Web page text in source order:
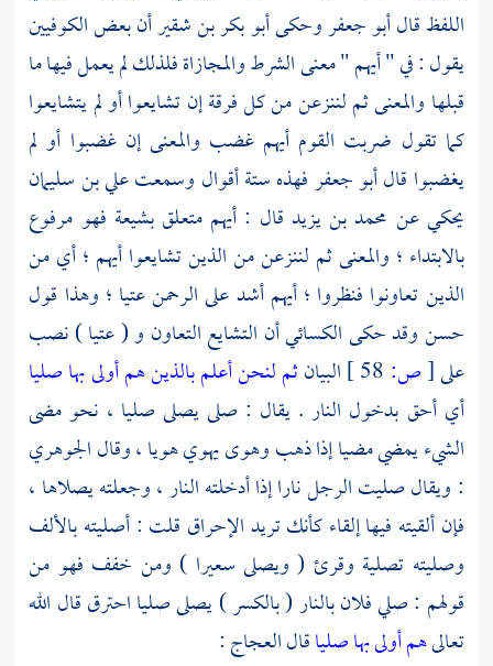
اللفظ قالأبو جعفروحكىأبو بكر بن شقيرأن بعضالكوفيين
يقول : في " أيهم " معنى الشرط والمجازاة فلذلك لم يعمل فيها ما
قبلها والمعنى ثم لننزعن من كل فرقة إن تشايعوا أو لم يتشايعوا
كما تقول ضربت القوم أيهم غضب والمعنى إن غضبوا أو لم
يغضبوا قالأبو جعفرفهذه ستة أقوال وسمعتعلي بن سليمان
يحكي عن محمد بن يزيد قال : أيهم متعلق بشيعة فهو مرفوع
بالابتداء ؛ والمعنى ثم لننزعن من الذين تشايعوا أيهم ؛ أي من
الذين تعاونوا فنظروا ؛ أيهم أشد على الرحمن عتيا ؛ وهذا قول
حسن وقد حكىالكسائيأن التشايع التعاون و ( عتيا ) نصب
على[ص: البيانثم لنحن أعلم بالذين هم أولى بها صليا
أي أحق بدخول النار . يقال : صلى يصلى صليا ، نحو مضى
الشيء يمضي مضيا إذا ذهب وهوى يهوي هويا ، وقالالجوهري
: ويقال صليت الرجل نارا إذا أدخلته النار ، وجعلته يصلاها ،
فإن ألقيته فيها إلقاء كأنك تريد الإحراق قلت : أصليته بالألف
وصليته تصلية وقرئ ( ويصلى سعيرا ) ومن خفف فهو من
قولهم : صلي فلان بالنار ( بالكسر ) يصلى صليا احترق قال الله
تعالىهم أولى بها صلياقالالعجاج: